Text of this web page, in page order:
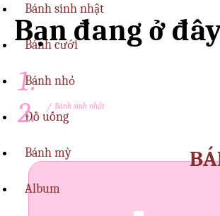
Bánh sinh nhật
Bánh cưới
Bánh nhỏ
Đồ uống
Bánh mỳ
Album
Bạn đang ở
/ Bánh sinh nhật